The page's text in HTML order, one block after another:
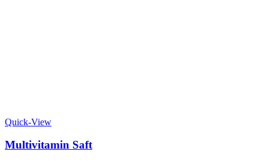
Quick-View
Multivitamin Saft